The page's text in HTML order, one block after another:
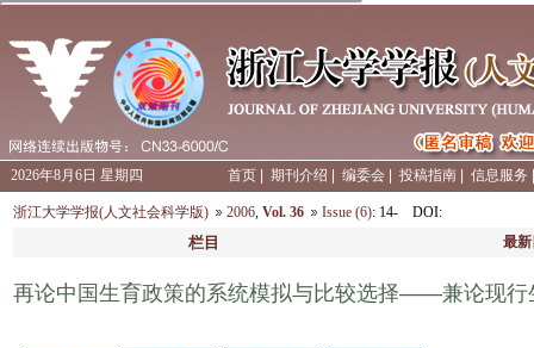
2026年8月6日 星期四 首页 期刊介绍 编委会 投稿指南 信息服务
浙江大学学报(人文社会科学版) 2006, Vol. 36 Issue (6): 14- DOI:
栏目 最
再论中国生育政策的系统模拟与比较选择——兼论现行